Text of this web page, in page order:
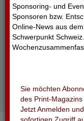
Sponsoring- und
Sponsoren bzw.
Online-News aus
Schwerpunkt
Sie möchten
des Print-Magazins
Jetzt Anmelden und
Passwort vergessen?
Noch nicht registriert?